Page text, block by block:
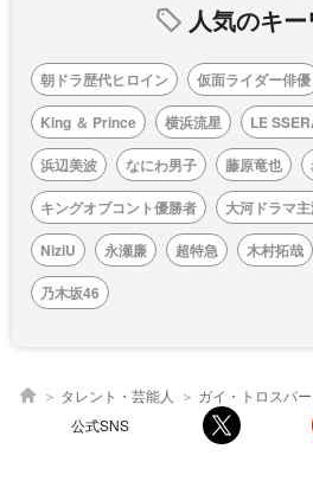
人気のキ
朝ドラ歴代ヒロイン 仮面ライダー俳優
King ＆ Prince
横浜流星 LE
浜辺美波
なにわ男子 藤原竜也
キングオブコント優勝者
大河ドラマ
NiziU
永瀬廉 超特急 木村拓哉
乃木坂46
タレント・芸能人 ガイ・トロスパー
公式SNS